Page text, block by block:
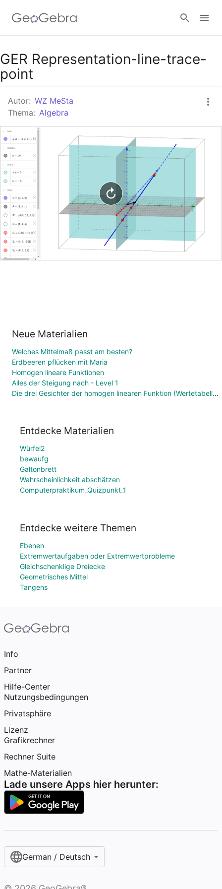
Google Classroom
Anmelden
GER Representation-line-trace-
point
Autor: WZ MeSta
Thema: Algebra
Neue Materialien
Welches Mittelmaß passt am besten?
Erdbeeren pflücken mit Maria
Homogen lineare Funktionen
Alles der Steigung nach - Level 1
Die drei Gesichter der homogen linearen Funktion (Wertetabelle, Funktionsgleichung, Graph)
Entdecke Materialien
Würfel2
bewaufg
Galtonbrett
Wahrscheinlichkeit abschätzen
Computerpraktikum_Quizpunkt_1
Entdecke weitere Themen
Ebenen
Extremwertaufgaben oder Extremwertprobleme
Gleichschenklige Dreiecke
Geometrisches Mittel
Tangens
Info
Partner
Hilfe-Center
Nutzungsbedingungen
Privatsphäre
Lizenz
Grafikrechner
Rechner Suite
Mathe-Materialien
Lade unsere Apps hier herunter:
German / Deutsch